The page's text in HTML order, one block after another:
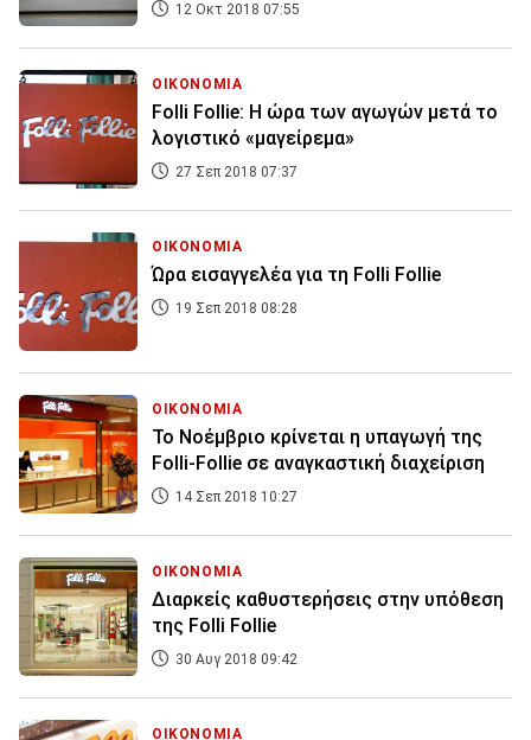
12 Οκτ 2018 07:55
ΟΙΚΟΝΟΜΙΑ
Folli Follie: Η ώρα των αγωγών μετά το
λογιστικό «μαγείρεμα»
27 Σεπ 2018 07:37
ΟΙΚΟΝΟΜΙΑ
Ώρα εισαγγελέα για τη Folli Follie
19 Σεπ 2018 08:28
ΟΙΚΟΝΟΜΙΑ
Το Νοέμβριο κρίνεται η υπαγωγή της
Folli-Follie σε αναγκαστική διαχείριση
14 Σεπ 2018 10:27
ΟΙΚΟΝΟΜΙΑ
Διαρκείς καθυστερήσεις στην υπόθεση
της Folli Follie
30 Αυγ 2018 09:42
ΟΙΚΟΝΟΜΙΑ